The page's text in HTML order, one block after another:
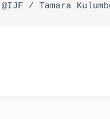
/ Tamara